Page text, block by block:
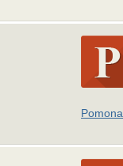
Pomona